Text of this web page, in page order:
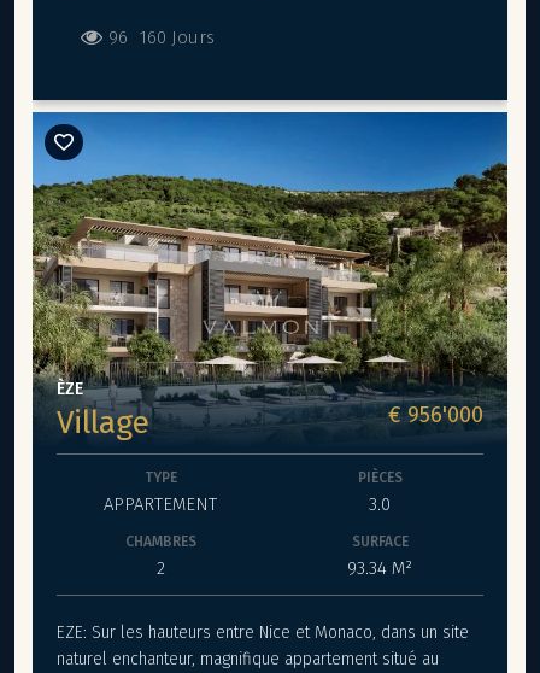
salle de bains. L’appartement bénéficie d'une terrasse
extérieurs agréables. La vue mer panoramique et le cadre
sécurisé constituent de véritables atouts.
96 160 Jours
ÈZE
Village € 956'000
TYPE
APPARTEMENT
PIÈCES
3.0
CHAMBRES
2
SURFACE
93.34 M²
EZE: Sur les hauteurs entre Nice et Monaco, dans un site
naturel enchanteur, magnifique appartement situé au